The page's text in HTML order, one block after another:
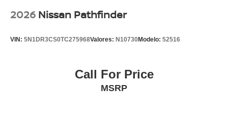
2026 Nissan Pathfinder
VIN: 5N1DR3CS0TC275968Valores: N10730Modelo: 52516
Call For Price
MSRP